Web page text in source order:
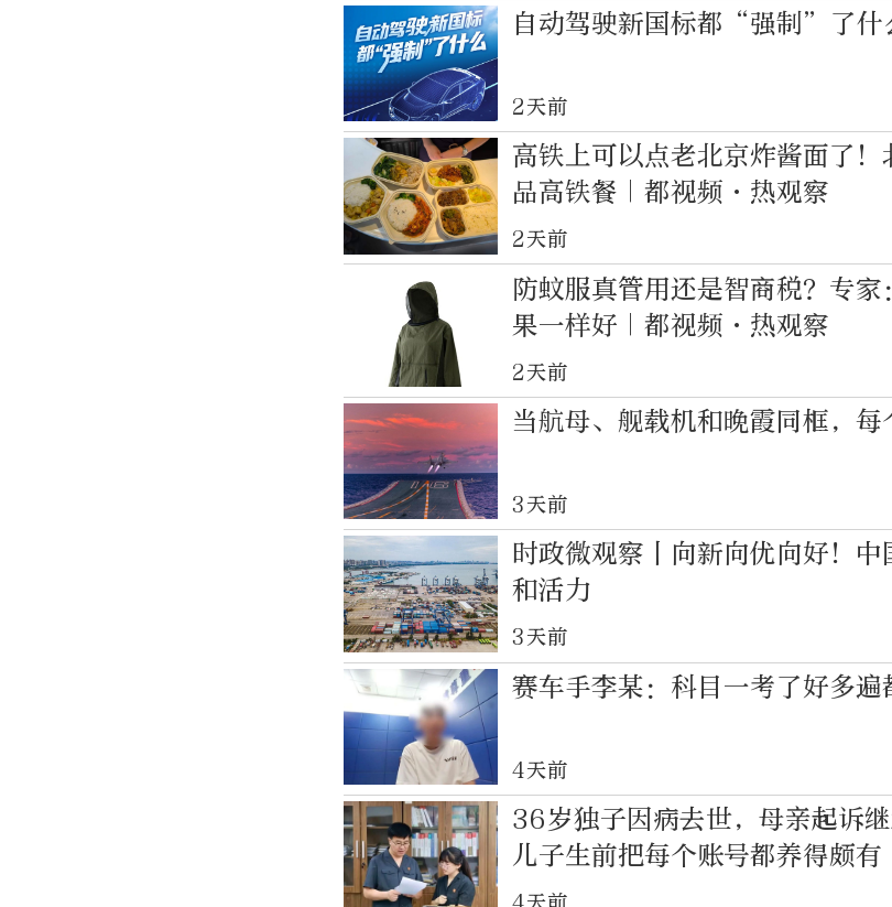
自动驾驶新国标都“强制”了什
2天前
高铁上可以点老北京炸酱面了
品高铁餐｜都视频·热观察
2天前
防蚊服真管用还是智商税？专
果一样好｜都视频·热观察
2天前
当航母、舰载机和晚霞同框，
3天前
时政微观察丨向新向优向好！
和活力
3天前
赛车手李某：科目一考了好多遍
4天前
36岁独子因病去世，母亲起诉
儿子生前把每个账号都养得颇
院判了